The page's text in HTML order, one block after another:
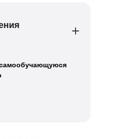
самообучающуюся